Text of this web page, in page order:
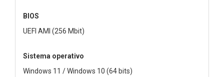
BIOS
UEFI AMI (256 Mbit)
Sistema operativo
Windows 11 / Windows 10 (64 bits)